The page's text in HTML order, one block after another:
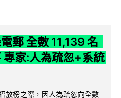
郵 全數 11,139 名
專家:人為疏忽+系統
放榜之際，因人為疏忽向全數